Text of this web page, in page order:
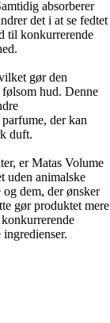
absorberer
det i at se fedtet
til konkurrerende
gør den
hud. Denne
der kan
duft.
er Matas Volume
uden animalske
dem, der ønsker
gør produktet mere